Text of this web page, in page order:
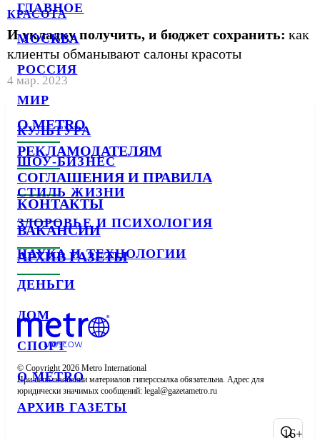
ГЛАВНОЕ
МОСКВА
РОССИЯ
МИР
КУЛЬТУРА
ШОУ-БИЗНЕС
СТИЛЬ ЖИЗНИ
ЗДОРОВЬЕ И ПСИХОЛОГИЯ
НАУКА И ТЕХНОЛОГИИ
ДЕНЬГИ
ДОМ
СПОРТ
О METRO
АРХИВ ГАЗЕТЫ
КРАСОТА
И укладку получить, и бюджет сохранить: как
клиенты обманывают салоны красоты
4 мар. 2023
О METRO
РЕКЛАМОДАТЕЛЯМ
СОГЛАШЕНИЯ И ПРАВИЛА
КОНТАКТЫ
ВАКАНСИИ
АРХИВ ГАЗЕТЫ
© Copyright 2026 Metro International
При использовании материалов гиперссылка обязательна. Адрес для
юридически значимых сообщений:
16+